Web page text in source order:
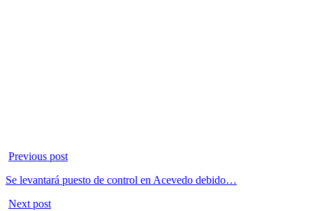
Previous post
Se levantará puesto de control en Acevedo debido…
Next post